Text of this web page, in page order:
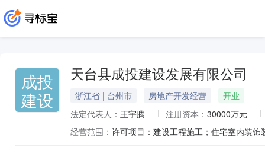
成投
建设
天台县成投建设发展有限公司
浙江省 | 台州市 房地产开发经营
开业
法定代表人： 王宇腾 注册资本： 30000万元
经营范围：